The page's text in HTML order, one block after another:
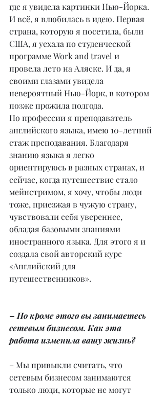
где я увидела картинки Нью-Йорка.
И всё, я влюбилась в идею. Первая
страна, которую я посетила, были
США, я уехала по студенческой
программе Work and travel и
провела лето на Аляске. И да, я
своими глазами увидела
невероятный Нью-Йорк, в котором
позже прожила полгода.
По профессии я преподаватель
английского языка, имею 10-летний
стаж преподавания. Благодаря
знанию языка я легко
ориентируюсь в разных странах, и
сейчас, когда путешествие стало
мейнстримом, я хочу, чтобы люди
тоже, приезжая в чужую страну,
чувствовали себя увереннее,
обладая базовыми знаниями
иностранного языка. Для этого я и
создала свой авторский курс
«Английский для
путешественников».
– Но кроме этого вы занимаетесь
сетевым бизнесом. Как эта
работа изменила вашу жизнь?
– Мы привыкли считать, что
сетевым бизнесом занимаются
только люди, которые не могут